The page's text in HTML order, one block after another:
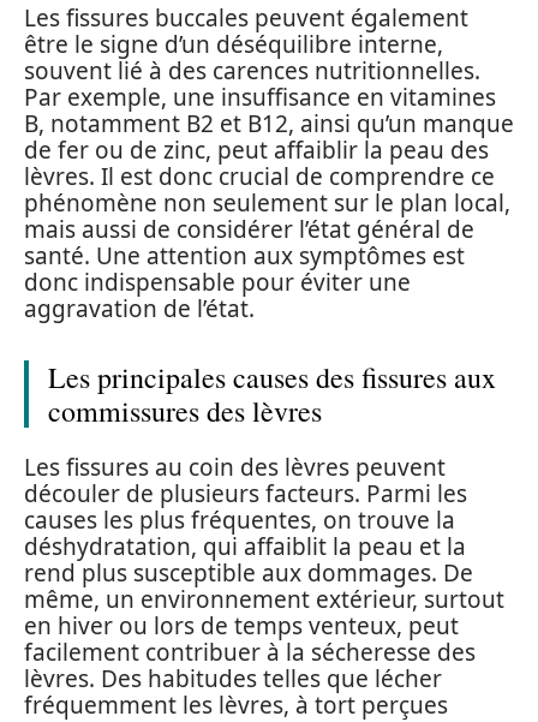
Les fissures buccales peuvent également
être le signe d’un déséquilibre interne,
souvent lié à des carences nutritionnelles.
Par exemple, une insuffisance en vitamines
B, notamment B2 et B12, ainsi qu’un manque
de fer ou de zinc, peut affaiblir la peau des
lèvres. Il est donc crucial de comprendre ce
phénomène non seulement sur le plan local,
mais aussi de considérer l’état général de
santé. Une attention aux symptômes est
donc indispensable pour éviter une
aggravation de l’état.
Les principales causes des fissures aux
commissures des lèvres
Les fissures au coin des lèvres peuvent
découler de plusieurs facteurs. Parmi les
causes les plus fréquentes, on trouve la
déshydratation, qui affaiblit la peau et la
rend plus susceptible aux dommages. De
même, un environnement extérieur, surtout
en hiver ou lors de temps venteux, peut
facilement contribuer à la sécheresse des
lèvres. Des habitudes telles que lécher
fréquemment les lèvres, à tort perçues